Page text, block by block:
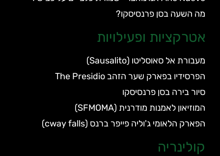
מה השעה בסן פרנסיסקו?
אטרקציות ופעילויות
מעבורת אל סאוסליטו (Sausalito)
הפרסידיו בפארק שער הזהב The Presidio
סיור בירה בסן פרנסיסקו
המוזיאון לאמנות מודרנית (SFMOMA)
הפארק הלאומי ג'וליה פייפר ברנס (cway falls)
קולינריה